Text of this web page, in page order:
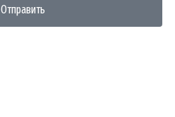
Отправить